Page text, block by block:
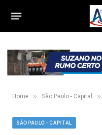
Home » São Paulo - Capital »
SÃO PAULO - CAPITAL